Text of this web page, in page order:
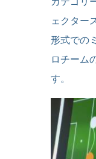
ェクター
形式での
ロチーム
す。